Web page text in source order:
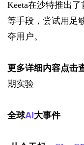
Keeta在沙特推出
等手段，尝试用足
夺用户。
更多详细内容点击
期实验
全球AI大事件